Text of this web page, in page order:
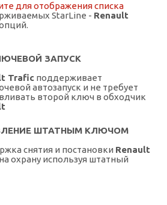
для отображения списка
StarLine - Renault
ЗАПУСК
Trafic поддерживает
автозапуск и не требует
второй ключ в обходчик
ШТАТНЫМ КЛЮЧОМ
снятия и постановки Renault
на охрану используя штатный